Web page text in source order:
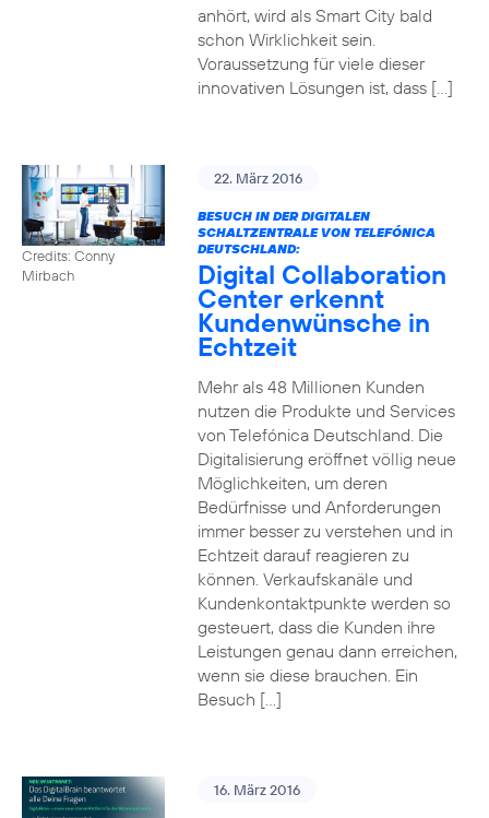
anhört, wird als Smart City bald
schon Wirklichkeit sein.
Voraussetzung für viele dieser
innovativen Lösungen ist, dass […]
Credits: Conny
Mirbach
22. März 2016
BESUCH IN DER DIGITALEN
SCHALTZENTRALE VON TELEFÓNICA
DEUTSCHLAND:
Digital Collaboration
Center erkennt
Kundenwünsche in
Echtzeit
Mehr als 48 Millionen Kunden
nutzen die Produkte und Services
von Telefónica Deutschland. Die
Digitalisierung eröffnet völlig neue
Möglichkeiten, um deren
Bedürfnisse und Anforderungen
immer besser zu verstehen und in
Echtzeit darauf reagieren zu
können. Verkaufskanäle und
Kundenkontaktpunkte werden so
gesteuert, dass die Kunden ihre
Leistungen genau dann erreichen,
wenn sie diese brauchen. Ein
Besuch […]
16. März 2016